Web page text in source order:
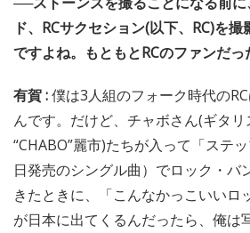
ド、RCサクセション(以下、RC)を
ですよね。もともとRCのファンだっ
有賀 :僕は3人組のフォーク時代の
んです。だけど、チャボさん(ギタ
“CHABO”麗市)たちが入って「ステ
日発売のシングル曲）でロック・バ
きたときに、「こんなかっこいいロ
が日本に出てくるんだったら、俺は